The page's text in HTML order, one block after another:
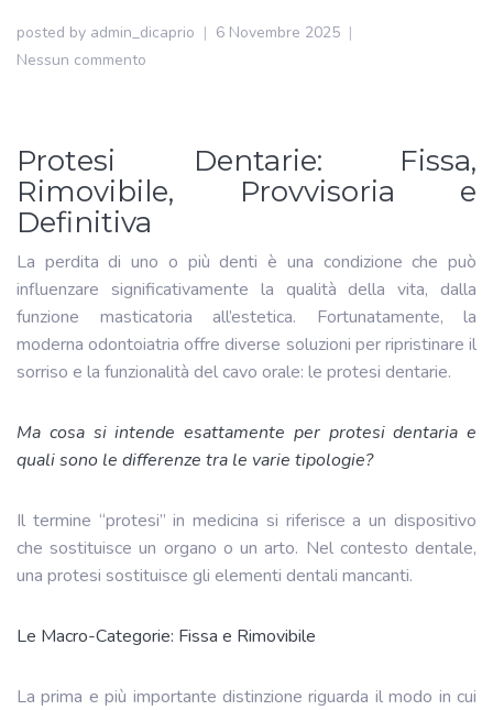
posted by admin_dicaprio
6 Novembre 2025
Nessun commento
Protesi Dentarie: Fissa,
Rimovibile, Provvisoria e
Definitiva
La perdita di uno o più denti è una condizione che può
influenzare significativamente la qualità della vita, dalla
funzione masticatoria all’estetica. Fortunatamente, la
moderna odontoiatria offre diverse soluzioni per ripristinare il
sorriso e la funzionalità del cavo orale: le protesi dentarie.
Ma cosa si intende esattamente per protesi dentaria e
quali sono le differenze tra le varie tipologie?
Il termine “protesi” in medicina si riferisce a un dispositivo
che sostituisce un organo o un arto. Nel contesto dentale,
una protesi sostituisce gli elementi dentali mancanti.
Le Macro-Categorie: Fissa e Rimovibile
La prima e più importante distinzione riguarda il modo in cui